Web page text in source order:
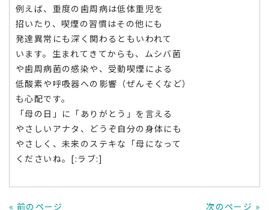
例えば、重度の歯周病は低体重児を
招いたり、喫煙の習慣はその他にも
発達異常にも深く関わるともいわれて
います。生まれてきてからも、ムシバ菌
や歯周病菌の感染や、受動喫煙による
低酸素や呼吸器への影響（ぜんそくなど）
も心配です。
「母の日」に「ありがとう」を言える
やさしいアナタ、どうぞ自分の身体にも
やさしく、未来のステキな「母になって
くださいね。[:ラブ:]
« 前のページ 次のページ »